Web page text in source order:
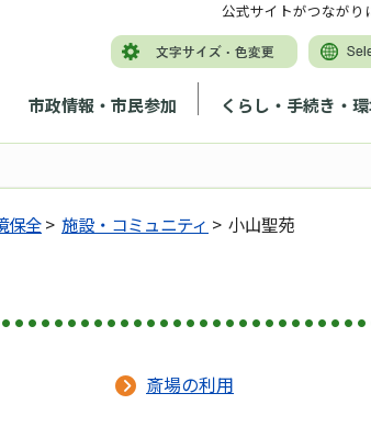
市政情報・市民参加 くらし・手続き・
公式サイトがつながり
保全> 施設・コミュニティ > 小山聖苑
斎場の利用